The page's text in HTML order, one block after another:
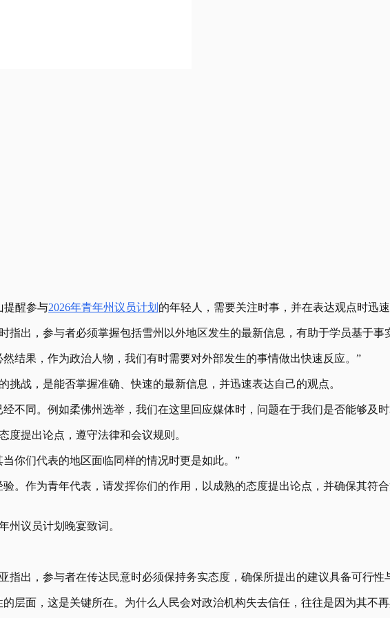
提醒参与2026年青年州议员计划 的年轻人，需要关注时事，并在表达观点时迅
指出，参与者必须掌握包括雪州以外地区发生的最新信息，有助于学员基于事
结果，作为政治人物，我们有时需要对外部发生的事情做出快速反应。”
战，是能否掌握准确、快速的最新信息，并迅速表达自己的观点。
不同。例如柔佛州选举，我们在这里回应媒体时，问题在于我们是否能够及
度提出论点，遵守法律和会议规则。
你们代表的地区面临同样的情况时更是如此。”
。作为青年代表，请发挥你们的作用，以成熟的态度提出论点，并确保其符
州议员计划晚宴致词。
指出，参与者在传达民意时必须保持务实态度，确保所提出的建议具备可行性
层面，这是关键所在。为什么人民会对政治机构失去信任，往往是因为其不